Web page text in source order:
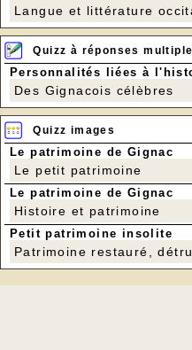
Langue et littérature
Quizz à réponses
Personnalités liées à
Des Gignacois célèbres
Quizz images
Le patrimoine de Gignac
Le petit patrimoine
Le patrimoine de Gignac
Histoire et patrimoine
Petit patrimoine insolite
Patrimoine restauré,